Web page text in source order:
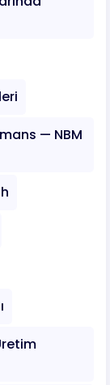
— NBM